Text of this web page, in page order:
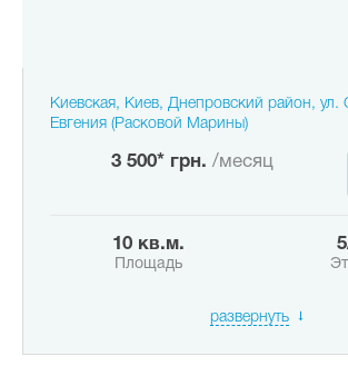
Киевская, Киев, Днепровский район, ул.
Евгения (Расковой Марины)
3 500* грн. /месяц
10 кв.м.
Площадь
развернуть